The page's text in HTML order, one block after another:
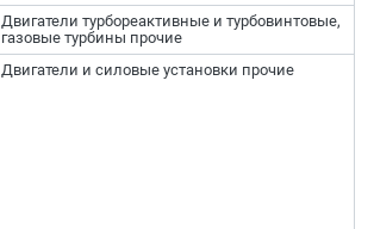
Двигатели турбореактивные и турбовинтовые,
газовые турбины прочие
Двигатели и силовые установки прочие